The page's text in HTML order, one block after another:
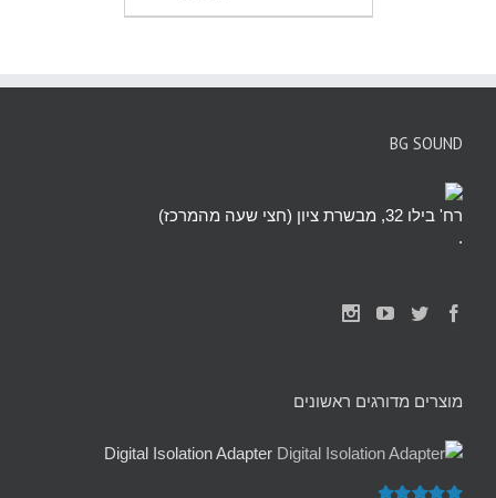
BG SOUND
רח' בילו 32, מבשרת ציון (חצי שעה מהמרכז)
.
מוצרים מדורגים ראשונים
Digital Isolation Adapter